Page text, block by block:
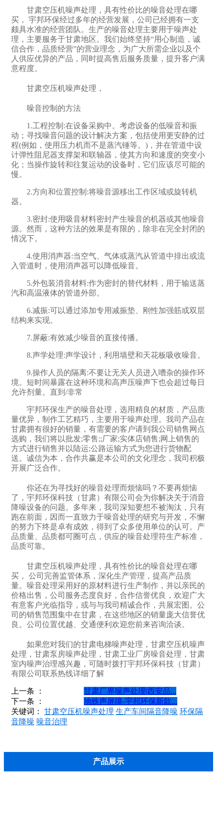
甘肃空压机噪声处理，具有性价比的噪音处理在哪
买， 宇邦环保经过多年的经营发展，公司已经拥有一支
颇具水准的经营团队。生产的噪音处理主要用于噪声处
理，主要服务于甘肃地区。我们始终坚持“用心制造，诚
信合作，品质经营”的营业理念，为广大所需企业以及个
人供应优异的产品，同时提高售后服务质量，提升客户满
意程度。
甘肃空压机噪声处理，
噪音控制的方法
1.工程控制:在设备采购中。考虑设备的低噪音和振
动；寻找噪音问题的设计解决方案，包括使用更安静的过
程(例如，使用压力机而不是蒸汽锤等。)，并在管道中设
计弹性阻尼器支撑架和联轴器，使其方向和速度的突变小
化；当操作旋转和往复运动的设备时，它们应该尽可能的
慢。
2.方向和位置控制:将噪音源移出工作区域或旋转机
器。
3.密封:使用吸音材料密封产生噪音的机器或其他噪音
源。然而，这种方法的效果是有限的，除非在完全封闭的
情况下。
4.使用消声器:当空气、气体或蒸汽从管道中排出或流
入管道时，使用消声器可以降低噪音。
5.外包装消音材料:作为密封的替代材料，用于输送蒸
汽和高温液体的管道外部。
6.减振:可以通过添加专用减振垫、刚性加强筋或双层
结构来实现。
7.屏蔽:有效减少噪音的直接传播。
8.声学处理:声学设计，利用墙壁和天花板吸收噪音。
9.操作人员的隔离:不要让无关人员进入嘈杂的操作环
境。短时间暴露在这种环境和高声压噪声下也会超过每日
允许剂量。直到/非常
宇邦环保生产的噪音处理，选用精良的材质，产品质
量优异，制作工艺精巧，主要用于噪声处理。我司产品在
甘肃拥有很好的销量，有需要的客户请到我公司销售网点
选购，我们将以批发;零售;;厂家;实体店销售;网上销售的
方式进行销售并以陆运;公路运输方式为您进行货物配
送。诚信为本，合作共赢是本公司的文化理念，我司积极
开展广泛合作。
你还在为寻找好的噪音处理而烦恼吗？不要再烦恼
了，宇邦环保科技（甘肃）有限公司会为你解决关于消音
降噪设备的问题。多年来，我司深知要想不被淘汰，只有
跑在前面，因而一直致力于噪音处理的研究与开发，不懈
的努力下终是卓有成效，得到了众多使用单位的认可。产
品质量、品质都可圈可点，供应的噪音处理符生产标准，
品质可靠。
甘肃空压机噪声处理，具有性价比的噪音处理在哪
买， 公司完善监管体系，深化生产管理，提高产品质
量。噪音处理采用好的原材料进行生产制作，并以亲民的
价格出售，公司服务态度良好，合作信誉优良，欢迎广大
有意客户光临指导，或与与我司精诚合作，共展宏图。公
司的销售范围集中在甘肃，在这些地区的销量庞大信誉优
良。公司位置优越、交通便利欢迎您前来咨询洽谈。
如果您对我们的甘肃电梯噪声处理，甘肃空压机噪声
处理，甘肃泵房噪声处理，甘肃工业厂房噪音处理，甘肃
室内噪声治理感兴趣，可随时拨打宇邦环保科技（甘肃）
有限公司联系热线详细了解
上一条 ：
甘肃厂界噪声处理|西安品...
下一条 ：
地铁声屏障-宇邦环保新款...
关键词： 甘肃空压机噪声处理 生产车间隔音降噪 环保隔
音降噪 噪音治理
产品展示